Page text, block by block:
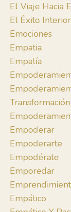
El Viaje Hacia
El Éxito Interior
Emociones
Empatia
Empatía
Transformación
Empoderar
Empoderarte
Empodérate
Emporedar
Empático